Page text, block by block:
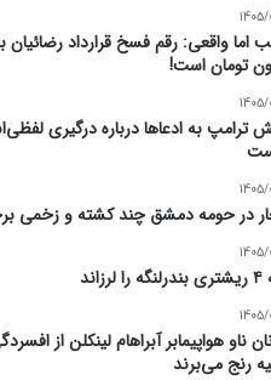
تومان است!
ترامپ به ادعاها درباره درگیری
در حومه دمشق چند کشته و زخمی
ناو هواپیمابر آبراهام لینکلن از
رنج می‌برند